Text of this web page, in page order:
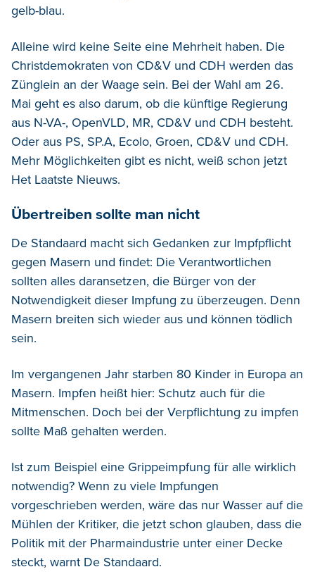
gelb-blau.
Alleine wird keine Seite eine Mehrheit haben. Die
Christdemokraten von CD&V und CDH werden das
Zünglein an der Waage sein. Bei der Wahl am 26.
Mai geht es also darum, ob die künftige Regierung
aus N-VA-, OpenVLD, MR, CD&V und CDH besteht.
Oder aus PS, SP.A, Ecolo, Groen, CD&V und CDH.
Mehr Möglichkeiten gibt es nicht, weiß schon jetzt
Het Laatste Nieuws.
Übertreiben sollte man nicht
De Standaard macht sich Gedanken zur Impfpflicht
gegen Masern und findet: Die Verantwortlichen
sollten alles daransetzen, die Bürger von der
Notwendigkeit dieser Impfung zu überzeugen. Denn
Masern breiten sich wieder aus und können tödlich
sein.
Im vergangenen Jahr starben 80 Kinder in Europa an
Masern. Impfen heißt hier: Schutz auch für die
Mitmenschen. Doch bei der Verpflichtung zu impfen
sollte Maß gehalten werden.
Ist zum Beispiel eine Grippeimpfung für alle wirklich
notwendig? Wenn zu viele Impfungen
vorgeschrieben werden, wäre das nur Wasser auf die
Mühlen der Kritiker, die jetzt schon glauben, dass die
Politik mit der Pharmaindustrie unter einer Decke
steckt, warnt De Standaard.